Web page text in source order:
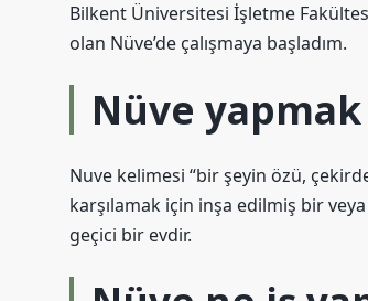
Bilkent Üniversitesi İşletme
olan Nüve’de çalışmaya başladım.
Nüve
Nuve kelimesi “bir şeyin özü,
karşılamak için inşa edilmiş bir
geçici bir evdir.